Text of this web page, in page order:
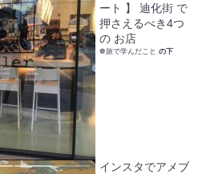
ート 】 迪化街 で
押さえるべき4つ
の お店
❁旅で学んだこと の下
インスタでアメブ